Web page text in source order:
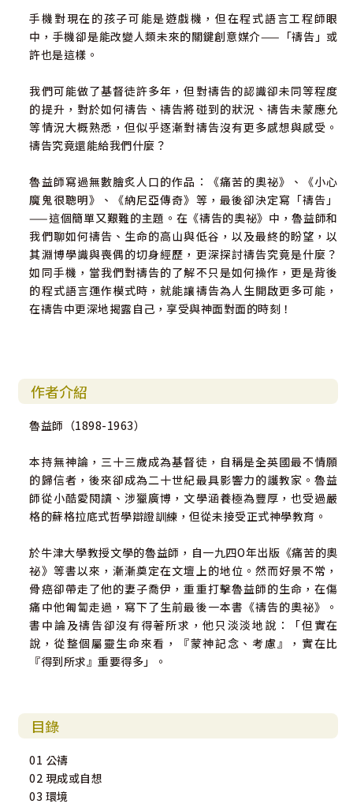
手機對現在的孩子可能是遊戲機，但在程式語言工程師眼
中，手機卻是能改變人類未來的關鍵創意媒介——「禱告」或
許也是這樣。
我們可能做了基督徒許多年，但對禱告的認識卻未同等程度
的提升，對於如何禱告、禱告將碰到的狀況、禱告未蒙應允
等情況大概熟悉，但似乎逐漸對禱告沒有更多感想與感受。
禱告究竟還能給我們什麼？
魯益師寫過無數膾炙人口的作品：《痛苦的奧祕》、《小心
魔鬼很聰明》、《納尼亞傳奇》等，最後卻決定寫「禱告」
——這個簡單又艱難的主題。在《禱告的奧祕》中，魯益師和
我們聊如何禱告、生命的高山與低谷，以及最終的盼望，以
其淵博學識與喪偶的切身經歷，更深探討禱告究竟是什麼？
如同手機，當我們對禱告的了解不只是如何操作，更是背後
的程式語言運作模式時，就能讓禱告為人生開啟更多可能，
在禱告中更深地揭露自己，享受與神面對面的時刻！
作者介紹
魯益師（1898-1963）
本持無神論，三十三歲成為基督徒，自稱是全英國最不情願
的歸信者，後來卻成為二十世紀最具影響力的護教家。魯益
師從小酷愛閱讀、涉獵廣博，文學涵養極為豐厚，也受過嚴
格的蘇格拉底式哲學辯證訓練，但從未接受正式神學教育。
於牛津大學教授文學的魯益師，自一九四O年出版《痛苦的奧
祕》等書以來，漸漸奠定在文壇上的地位。然而好景不常，
骨癌卻帶走了他的妻子喬伊，重重打擊魯益師的生命，在傷
痛中他匍匐走過，寫下了生前最後一本書《禱告的奧祕》。
書中論及禱告卻沒有得著所求，他只淡淡地說：「但實在
說，從整個屬靈生命來看，『蒙神記念、考慮』，實在比
『得到所求』重要得多」。
目錄
01 公禱
02 現成或自想
03 環境